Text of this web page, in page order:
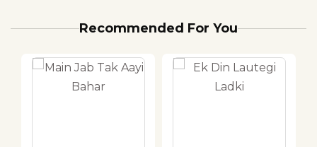
Recommended For You